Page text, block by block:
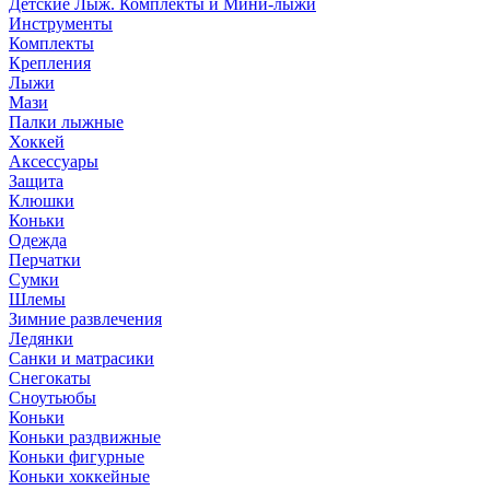
Детские Лыж. Комплекты и Мини-лыжи
Инструменты
Комплекты
Крепления
Лыжи
Мази
Палки лыжные
Хоккей
Аксессуары
Защита
Клюшки
Коньки
Одежда
Перчатки
Сумки
Шлемы
Зимние развлечения
Ледянки
Санки и матрасики
Снегокаты
Сноутьюбы
Коньки
Коньки раздвижные
Коньки фигурные
Коньки хоккейные